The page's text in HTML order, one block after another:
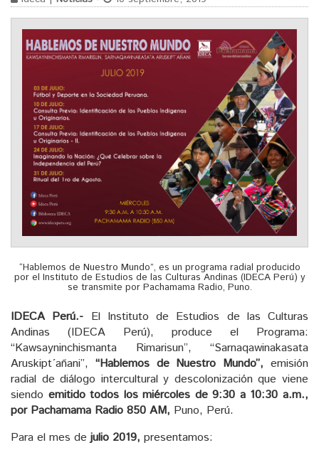
“Hablemos de Nuestro Mundo”, es un programa radial producido
por el Instituto de Estudios de las Culturas Andinas (IDECA Perú) y
se transmite por Pachamama Radio, Puno.
IDECA Perú.- El Instituto de Estudios de las Culturas
Andinas (IDECA Perú), produce el Programa:
“Kawsayninchismanta Rimarisun”, “Sarnaqawinakasata
Aruskipt´añani”, “Hablemos de Nuestro Mundo”, emisión
radial de diálogo intercultural y descolonización que viene
siendo emitido todos los miércoles de 9:30 a 10:30 a.m.,
por Pachamama Radio 850 AM, Puno, Perú.
Para el mes de julio 2019, presentamos: